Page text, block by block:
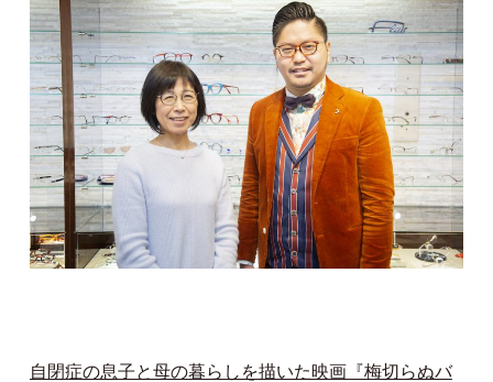
自閉症の息子と母の暮らしを描いた映画『梅切らぬバ